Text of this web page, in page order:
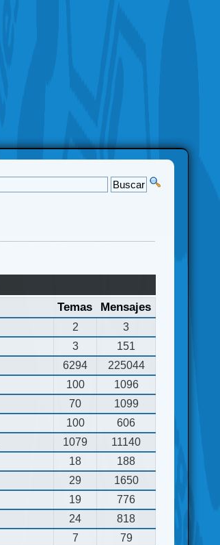
Temas Mensajes
2
3
3
151
6294
225044
100
1096
70
1099
100
606
1079
11140
18
188
29
1650
19
776
24
818
7
79